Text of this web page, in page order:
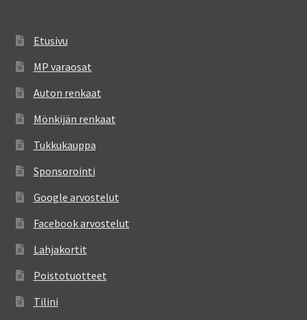
Etusivu
MP varaosat
Auton renkaat
Mönkijän renkaat
Tukkukauppa
Sponsorointi
Google arvostelut
Facebook arvostelut
Lahjakortit
Poistotuotteet
Tilini